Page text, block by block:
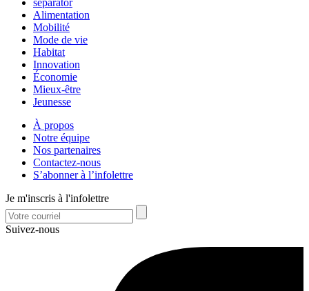
Alimentation
Mobilité
Mode de vie
Habitat
Innovation
Économie
Mieux-être
Jeunesse
À propos
Notre équipe
Nos partenaires
Contactez-nous
S’abonner à l’infolettre
Je m'inscris à l'infolettre
Suivez-nous